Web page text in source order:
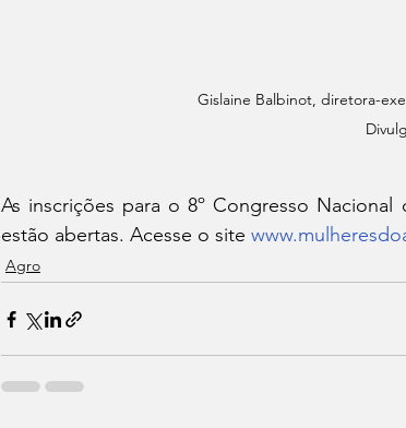
Gislaine Balbinot, diretora-
As inscrições para o 8º Congresso
estão abertas. Acesse o site
Agro